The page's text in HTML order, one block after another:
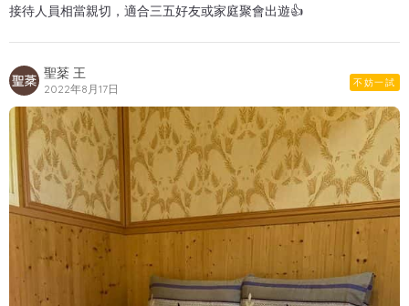
接待人員相當親切，適合三五好友或家庭聚會出遊👍
聖棻 王
2022年8月17日 不妨一試